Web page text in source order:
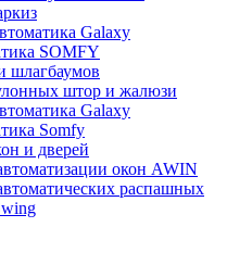
Galaxy
SOMFY
шлагбаумов
штор и жалюзи
Galaxy
Somfy
и дверей
окон AWIN
распашных